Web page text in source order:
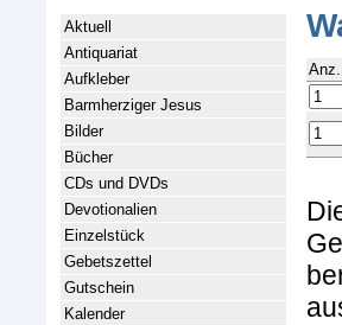
Aktuell
Antiquariat
Aufkleber
Barmherziger Jesus
Bilder
Bücher
CDs und DVDs
Devotionalien
Einzelstück
Gebetszettel
Gutschein
Kalender
Anz.